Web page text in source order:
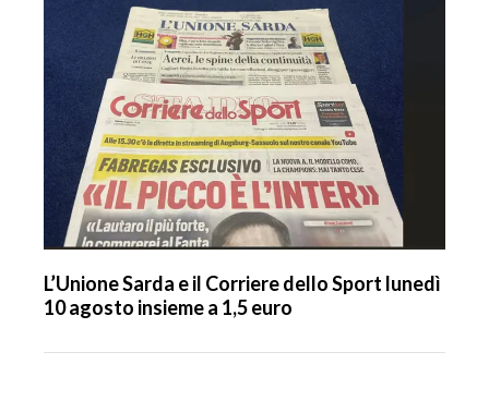
L’Unione Sarda e il Corriere dello Sport lunedì
10 agosto insieme a 1,5 euro